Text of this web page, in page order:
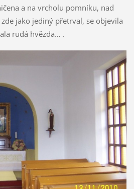
a na vrcholu pomníku, nad
jako jediný přetrval, se objevila
rudá hvězda… .